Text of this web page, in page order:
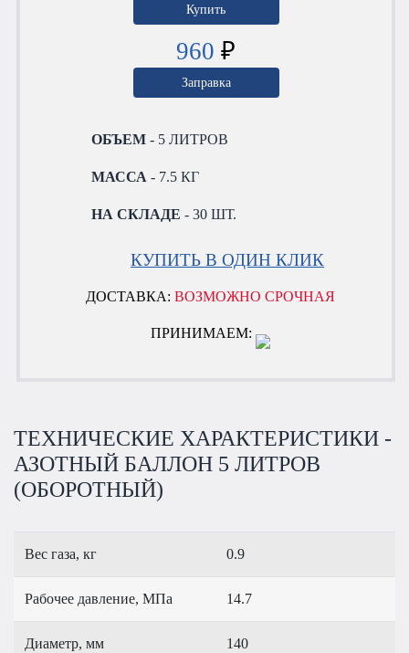
Купить
960 ₽
Заправка
ОБЪЕМ - 5 ЛИТРОВ
МАССА - 7.5 КГ
НА СКЛАДЕ - 30 ШТ.
КУПИТЬ В ОДИН КЛИК
ДОСТАВКА:ВОЗМОЖНО СРОЧНАЯ
ПРИНИМАЕМ:
ТЕХНИЧЕСКИЕ ХАРАКТЕРИСТИКИ -
АЗОТНЫЙ БАЛЛОН 5 ЛИТРОВ
(ОБОРОТНЫЙ)
Вес газа, кг 0.9
Рабочее давление, МПа 14.7
Диаметр, мм 140